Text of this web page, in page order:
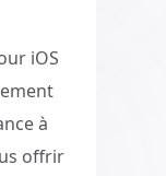
iOS
à
offrir